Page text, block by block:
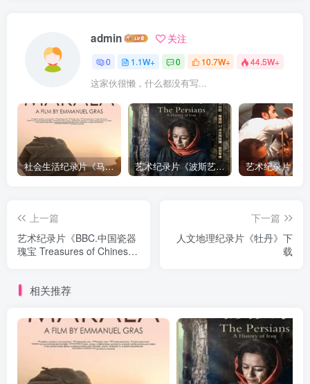
admin 关注
0 1.1W+ 0 10.7W+ 44.5W+
这家伙很懒，什么都没有写...
社会生活纪录片《马加拉 Makala》下载 艺术纪录片《波斯艺术 Art of Persia》下载
上一篇
艺术纪录片《BBC.中国瓷器
瑰宝 Treasures of Chinese
下一篇
人文地理纪录片《牡丹》下
载
相关推荐